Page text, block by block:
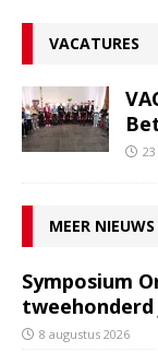
VACATURES
MEER NIEUWS
Symposium
8 augustus 2026